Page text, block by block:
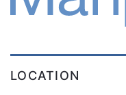
LOCATION